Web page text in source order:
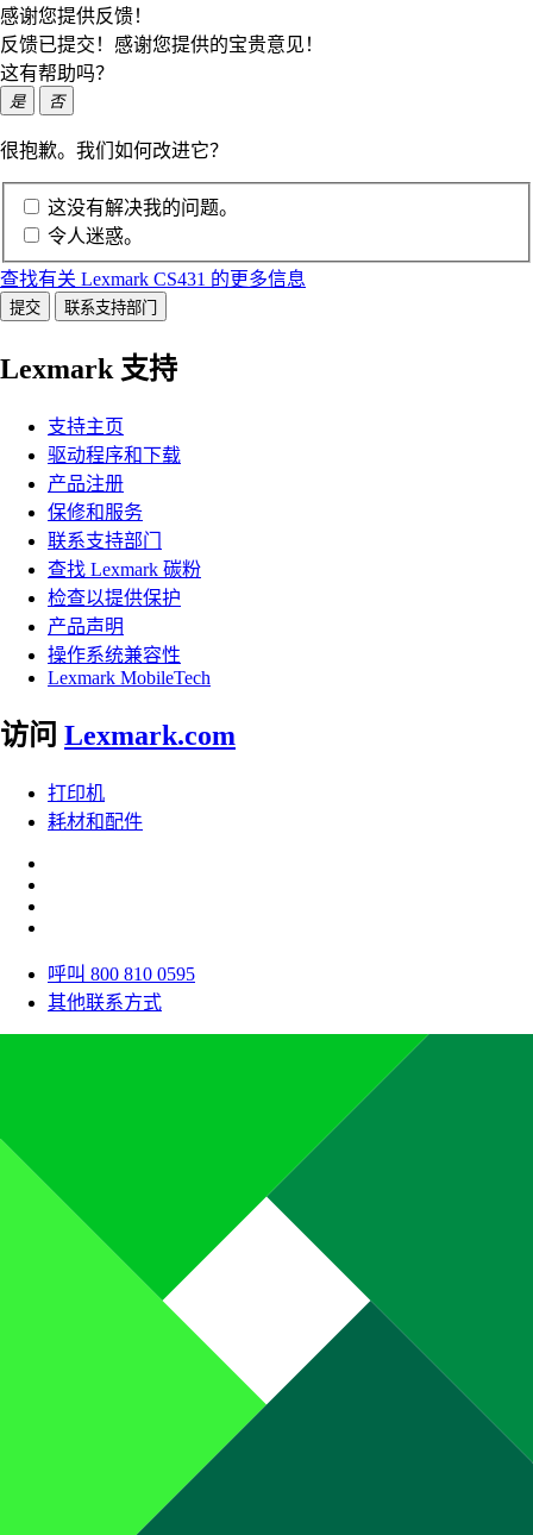
感谢您提供反馈！
反馈已提交！感谢您提供的宝贵意见！
这有帮助吗？
是 否
很抱歉。我们如何改进它？
这没有解决我的问题。
令人迷惑。
查找有关 Lexmark CS431 的更多信息
提交 联系支持部门
Lexmark 支持
支持主页
驱动程序和下载
产品注册
保修和服务
联系支持部门
查找 Lexmark 碳粉
检查以提供保护
产品声明
操作系统兼容性
Lexmark MobileTech
访问 Lexmark.com
打印机
耗材和配件
呼叫 800 810 0595
其他联系方式